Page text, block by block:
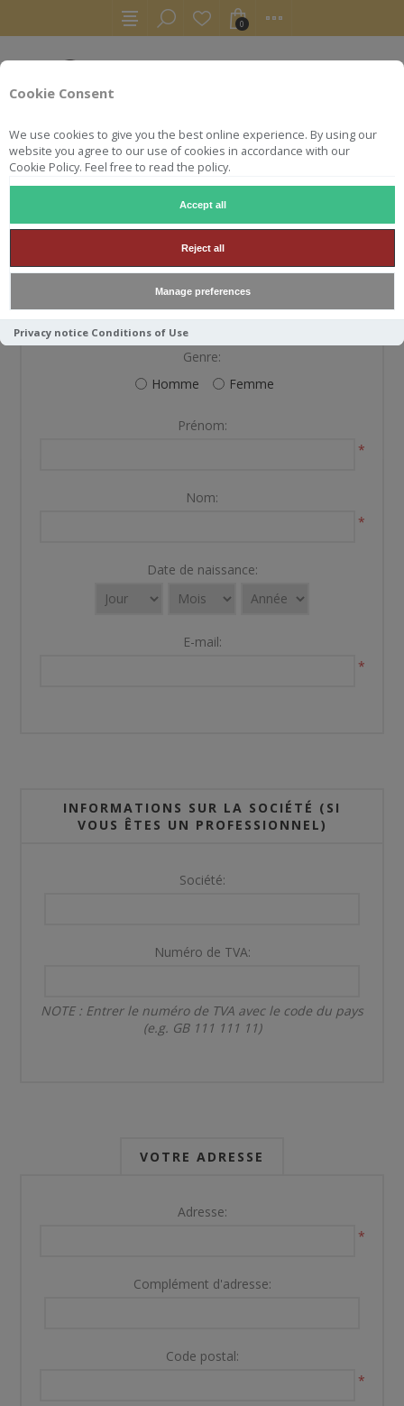
Cookie Consent
We use cookies to give you the best online experience. By using our
website you agree to our use of cookies in accordance with our
Cookie Policy. Feel free to read the policy.
Accept all
Reject all
Manage preferences
Privacy notice Conditions of Use
0
S'ENREGISTRER
VOS INFORMATIONS PERSONNELLES
Genre:
Homme
Femme
Prénom:
*
Nom:
*
Date de naissance:
E-mail:
*
INFORMATIONS SUR LA SOCIÉTÉ (SI
VOUS ÊTES UN PROFESSIONNEL)
Société:
Numéro de TVA:
NOTE : Entrer le numéro de TVA avec le code du pays
(e.g. GB 111 111 11)
VOTRE ADRESSE
Adresse:
*
Complément d'adresse:
Code postal:
*